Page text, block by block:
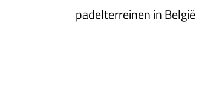
padelterreinen in België